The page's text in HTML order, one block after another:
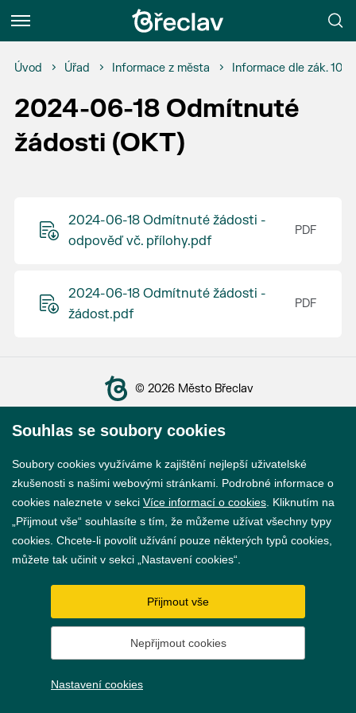
Menu
Úvod Úřad Informace z města Informace dle zák.
2024-06-18 Odmítnuté
žádosti (OKT)
2024-06-18 Odmítnuté žádosti -
odpověď vč. přílohy.pdf
2024-06-18 Odmítnuté žádosti -
žádost.pdf
© 2026 Město Břeclav
Prohlášení o přístupnosti
GDPR
Nastavení cookies
Souhlas se soubory cookies
Soubory cookies využíváme k zajištění nejlepší uživatelské
zkušenosti s našimi webovými stránkami. Podrobné informace o
cookies naleznete v sekci Více informací o cookies . Kliknutím na
„Přijmout vše“ souhlasíte s tím, že můžeme užívat všechny typy
cookies. Chcete-li povolit užívání pouze některých typů cookies,
můžete tak učinit v sekci „Nastavení cookies“.
Přijmout vše
Nepřijmout cookies
Nastavení cookies